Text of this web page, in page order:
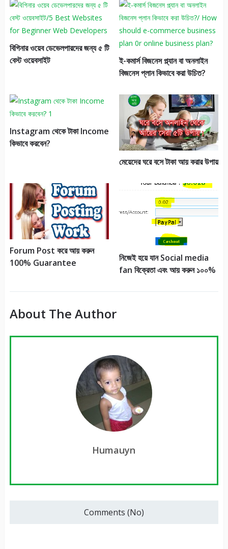
বিগিনার ওয়েব ডেভেলপারদের জন্য ৫ টি
বেস্ট ওয়েবসাইট
ই-কমার্স বিজনেস প্ল্যান বা অনলাইন
বিজনেস প্লান কিভাবে করা উচিত?
Instagram থেকে টাকা Income
কিভাবে করবেন?
মেয়েদের ঘরে বসে টাকা আয় করার উপায়
Forum Post করে আয় করুন
100% Guarantee
নিজেই হয়ে যান Social media
fan বিক্রেতা এবং আয় করুন ১০০%
About The Author
Humauyn
Comments (No)